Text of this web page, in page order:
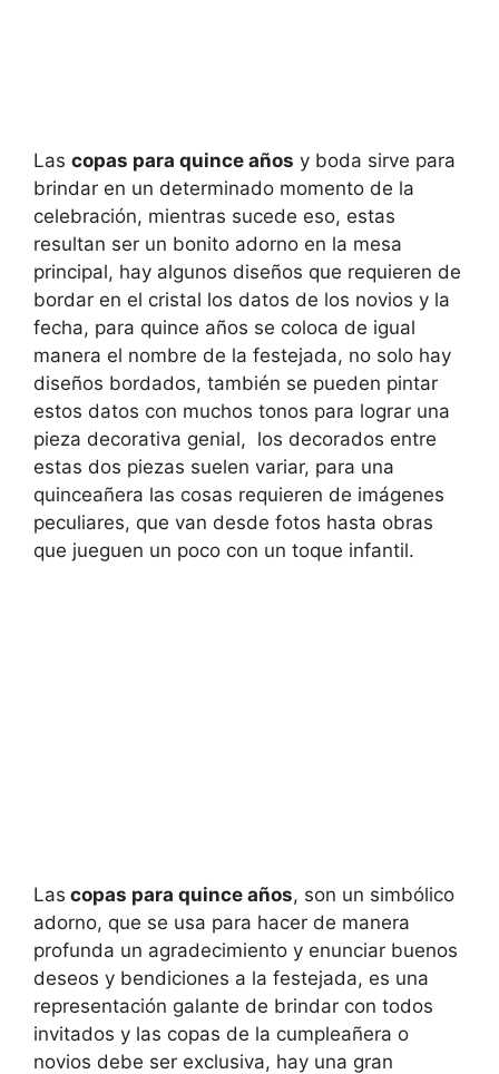
Las copas para quince años y boda sirve para
brindar en un determinado momento de la
celebración, mientras sucede eso, estas
resultan ser un bonito adorno en la mesa
principal, hay algunos diseños que requieren de
bordar en el cristal los datos de los novios y la
fecha, para quince años se coloca de igual
manera el nombre de la festejada, no solo hay
diseños bordados, también se pueden pintar
estos datos con muchos tonos para lograr una
pieza decorativa genial, los decorados entre
estas dos piezas suelen variar, para una
quinceañera las cosas requieren de imágenes
peculiares, que van desde fotos hasta obras
que jueguen un poco con un toque infantil.
Las copas para quince años, son un simbólico
adorno, que se usa para hacer de manera
profunda un agradecimiento y enunciar buenos
deseos y bendiciones a la festejada, es una
representación galante de brindar con todos
invitados y las copas de la cumpleañera o
novios debe ser exclusiva, hay una gran